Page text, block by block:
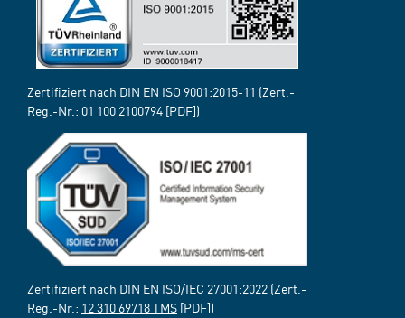
Zertifiziert nach DIN EN ISO 9001:2015-11 (Zert.-
Reg.-Nr.: 01 100 2100794 [PDF])
Zertifiziert nach DIN EN ISO/IEC 27001:2022 (Zert.-
Reg.-Nr.: 12 310 69718 TMS [PDF])